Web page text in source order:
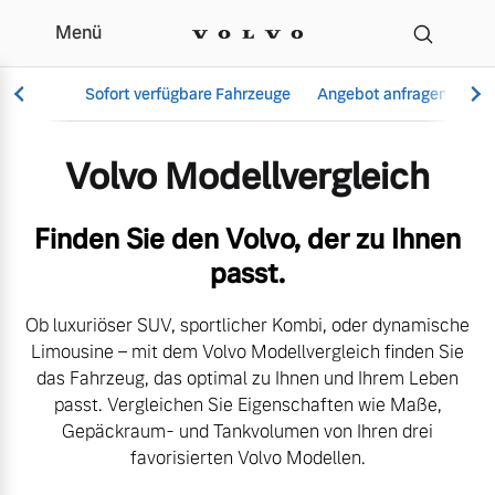
Der Volvo
Menü
Sofort verfügbare Fahrzeuge Angebot anfragen
Vollelektrisch
6 Modelle
Plug-in Hybrid
3 Modelle
Aktuelle Angebote
Über uns
Volvo Modellvergleich
Finden Sie den Volvo, der zu Ihnen
passt.
Ob luxuriöser SUV, sportlicher Kombi, oder dynamische
Limousine – mit dem Volvo Modellvergleich finden Sie
das Fahrzeug, das optimal zu Ihnen und Ihrem Leben
passt. Vergleichen Sie Eigenschaften wie Maße,
Gepäckraum- und Tankvolumen von Ihren drei
favorisierten Volvo Modellen.